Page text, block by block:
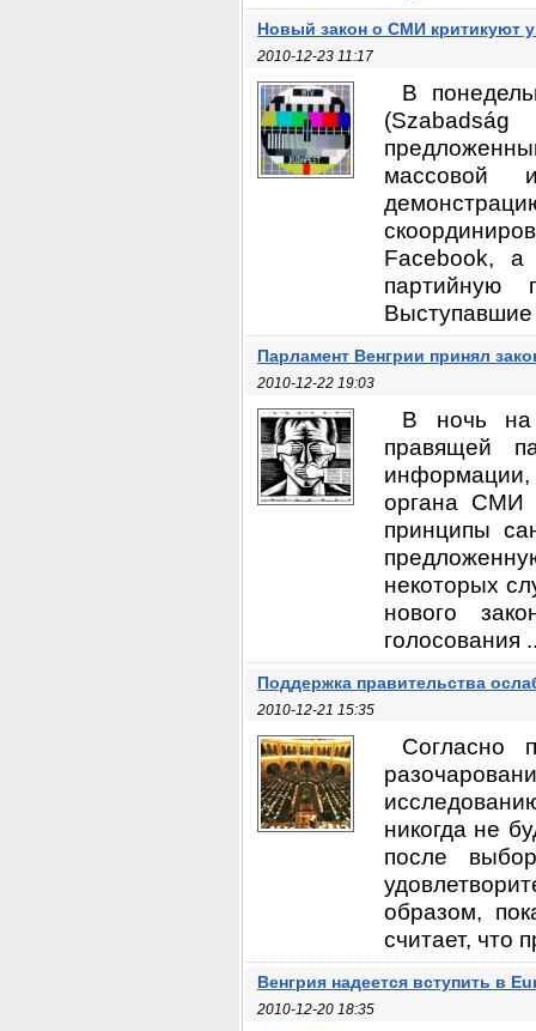
Новый закон о СМИ критикуют
2010-12-23 11:17
В
массовой
Facebook, а
партийную
Выступавшие
Парламент Венгрии принял
2010-12-22 19:03
В ночь на
правящей
информации,
органа СМИ
принципы
некоторых
нового
голосования
Поддержка правительства
2010-12-21 15:35
Согласно
никогда не
после
образом,
считает, что
Венгрия надеется вступить в
2010-12-20 18:35